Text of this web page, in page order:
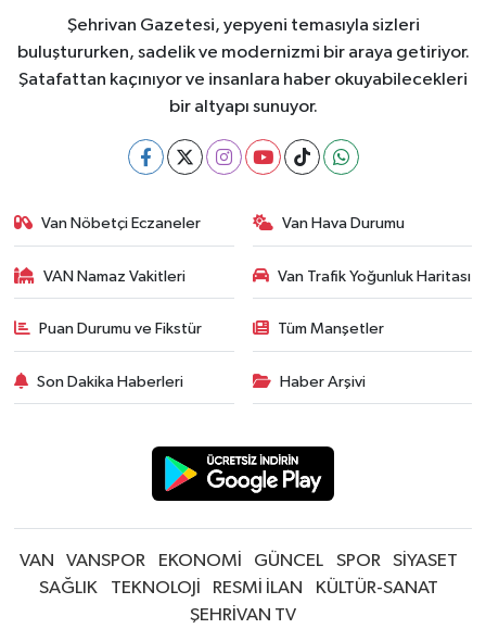
Şehrivan Gazetesi, yepyeni temasıyla sizleri
buluştururken, sadelik ve modernizmi bir araya getiriyor.
Şatafattan kaçınıyor ve insanlara haber okuyabilecekleri
bir altyapı sunuyor.
Van Nöbetçi Eczaneler Van Hava Durumu
VAN Namaz Vakitleri Van Trafik Yoğunluk Haritası
Puan Durumu ve Fikstür Tüm Manşetler
Son Dakika Haberleri Haber Arşivi
VAN VANSPOR EKONOMİ GÜNCEL SPOR
SİYASET
SAĞLIK
TEKNOLOJİ RESMİ İLAN
KÜLTÜR-SANAT
ŞEHRİVAN TV